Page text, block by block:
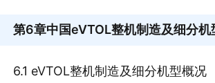
第6章中国eVTOL整机制造及细分机
6.1 eVTOL整机制造及细分机型概况